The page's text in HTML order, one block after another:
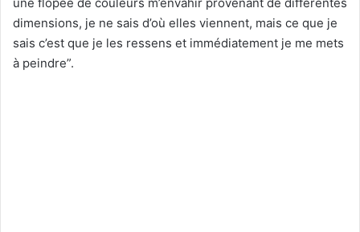
une flopée de couleurs m’envahir provenant de différentes
dimensions, je ne sais d’où elles viennent, mais ce que je
sais c’est que je les ressens et immédiatement je me mets
à peindre”.